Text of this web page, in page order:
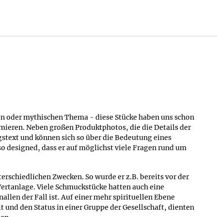
⚲
Der Hügel Glastonbury Tor
Hier soll früher Avalon gewesen
sein
Symbole
einige unserer
dieser Nachteil durch
Geschäft nicht
der
am
auch hier achteten wir
Silber und Gold
mythischen Thema - diese Stücke haben uns schon
Neben großen Produktphotos, die die Details der
und können sich so über die Bedeutung eines
designed, dass er auf möglichst viele Fragen rund um
Zwecken. So wurde er z.B. bereits vor der
Viele Schmuckstücke hatten auch eine
der Fall ist. Auf einer mehr spirituellen Ebene
den Status in einer Gruppe der Gesellschaft, dienten